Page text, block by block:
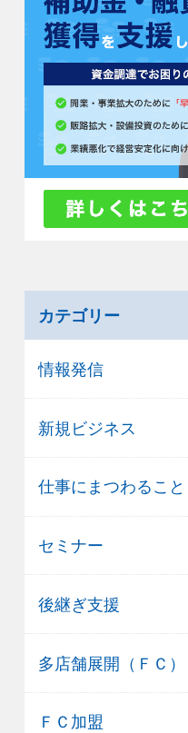
カテゴリー
情報発信
新規ビジネス
仕事にまつわること
セミナー
後継ぎ支援
多店舗展開（ＦＣ）
ＦＣ加盟